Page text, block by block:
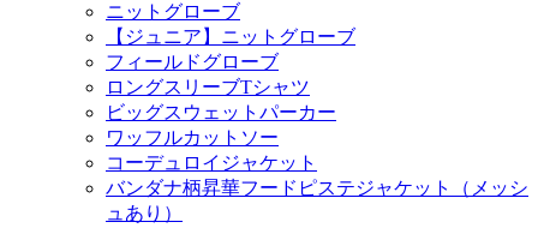
ニットグローブ
【ジュニア】ニットグローブ
フィールドグローブ
ロングスリーブTシャツ
ビッグスウェットパーカー
ワッフルカットソー
コーデュロイジャケット
バンダナ柄昇華フードピステジャケット（メッシ
ュあり）